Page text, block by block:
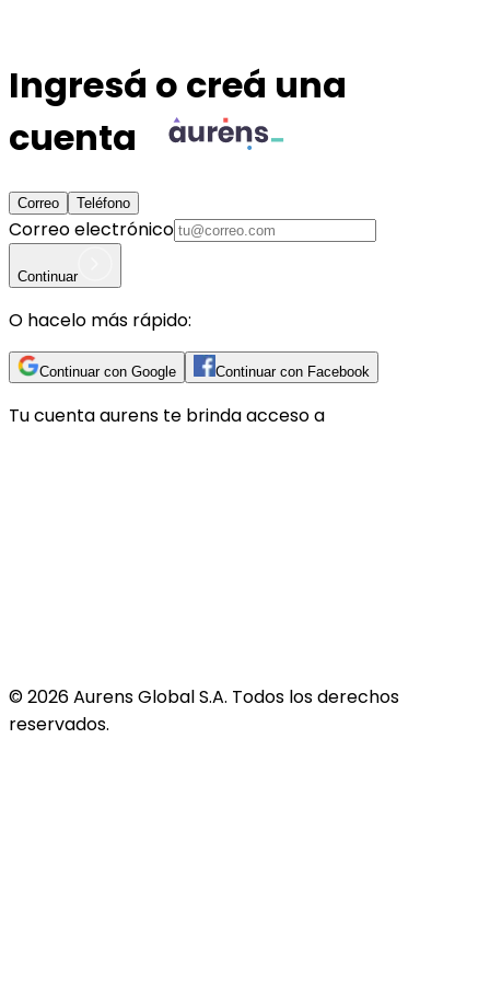
Ingresá o creá una
cuenta
Correo Teléfono
Correo electrónico
Continuar
O hacelo más rápido:
Continuar con Google Continuar con Facebook
Tu cuentaaurens te brinda acceso a
©2026Aurens Global S.A. Todos los derechos
reservados.